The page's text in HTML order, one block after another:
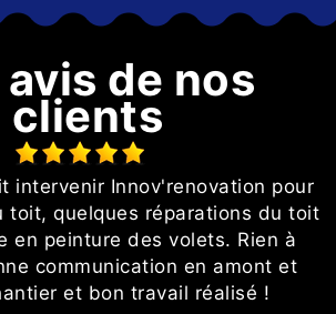
avis de nos
clients
intervenir Innov'renovation pour
toit, quelques réparations du toit
en peinture des volets. Rien à
communication en amont et
et bon travail réalisé !